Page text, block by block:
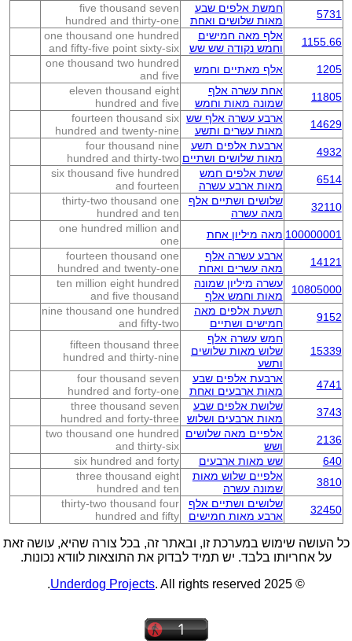
5731
חמשת אלפים שבע
מאות שלושים ואחת
five thousand seven
hundred and thirty-one
1155.66
אלף מאה חמישים
וחמש נקודה שש שש
one thousand one hundred
and fifty-five point sixty-six
1205
אלף מאתיים וחמש
one thousand two hundred
and five
11805
אחת עשרה אלף
שמונה מאות וחמש
eleven thousand eight
hundred and five
14629
ארבע עשרה אלף שש
מאות עשרים ותשע
fourteen thousand six
hundred and twenty-nine
4932
ארבעת אלפים תשע
מאות שלושים ושתיים
four thousand nine
hundred and thirty-two
6514
ששת אלפים חמש
מאות ארבע עשרה
six thousand five hundred
and fourteen
32110
שלושים ושתיים אלף
מאה עשרה
thirty-two thousand one
hundred and ten
100000001 מאה מיליון אחת
one hundred million and
one
14121
ארבע עשרה אלף
מאה עשרים ואחת
fourteen thousand one
hundred and twenty-one
10805000
עשרה מיליון שמונה
מאות וחמש אלף
ten million eight hundred
and five thousand
9152
תשעת אלפים מאה
חמישים ושתיים
nine thousand one hundred
and fifty-two
15339
חמש עשרה אלף
שלוש מאות שלושים
ותשע
fifteen thousand three
hundred and thirty-nine
4741
ארבעת אלפים שבע
מאות ארבעים ואחת
four thousand seven
hundred and forty-one
3743
שלושת אלפים שבע
מאות ארבעים ושלוש
three thousand seven
hundred and forty-three
2136
אלפיים מאה שלושים
ושש
two thousand one hundred
and thirty-six
640
שש מאות ארבעים
six hundred and forty
3810
אלפיים שלוש מאות
שמונה עשרה
three thousand eight
hundred and ten
32450
שלושים ושתיים אלף
ארבע מאות חמישים
thirty-two thousand four
hundred and fifty
כל העושה שימוש במערכת זו, ובאתר זה, בכל צורה שהיא, עושה זאת
על אחריותו בלבד. יש תמיד לבדוק את התוצאות לוודא נכונות.
© 2025
Underdog Projects. All rights reserved.